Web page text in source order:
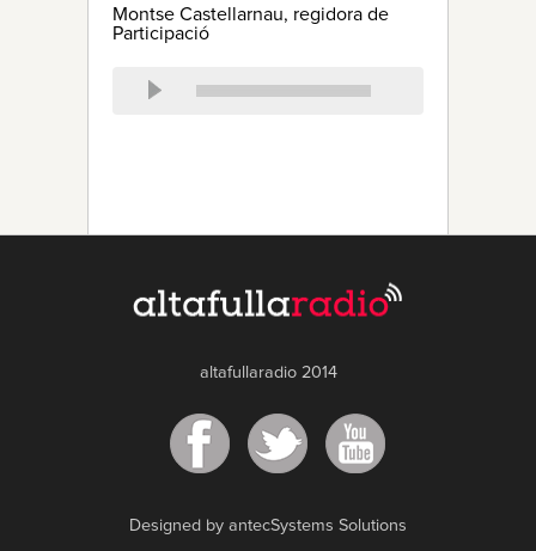
Montse Castellarnau, regidora de
Participació
altafullaradio 2014
Designed by antecSystems Solutions